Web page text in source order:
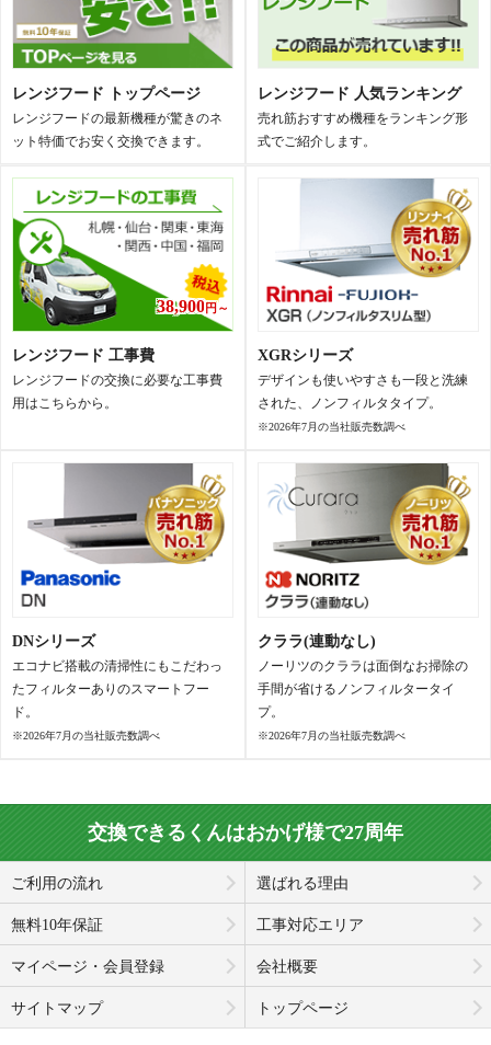
レンジフード トップページ
レンジフードの最新機種が驚きのネ
ット特価でお安く交換できます。
レンジフード 人気ランキング
売れ筋おすすめ機種をランキング形
式でご紹介します。
38,900 円～
レンジフード 工事費
レンジフードの交換に必要な工事費
用はこちらから。
XGRシリーズ
デザインも使いやすさも一段と洗練
された、ノンフィルタタイプ。
※2026年7月の当社販売数調べ
DNシリーズ
エコナビ搭載の清掃性にもこだわっ
たフィルターありのスマートフー
ド。
※2026年7月の当社販売数調べ
クララ(連動なし)
ノーリツのクララは面倒なお掃除の
手間が省けるノンフィルタータイ
プ。
※2026年7月の当社販売数調べ
交換できるくんはおかげ様で27周年
ご利用の流れ 選ばれる理由
無料10年保証 工事対応エリア
マイページ・会員登録 会社概要
サイトマップ トップページ